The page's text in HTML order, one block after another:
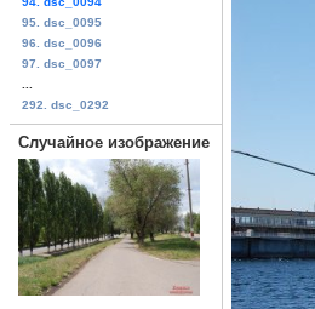
95. dsc_0095
96. dsc_0096
97. dsc_0097
292. dsc_0292
Случайное изображение